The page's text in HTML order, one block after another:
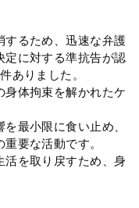
するため、迅速な弁護
定に対する準抗告が認
ありました。
身体拘束を解かれたケ
最小限に食い止め、
要な活動です。
活を取り戻すため、身